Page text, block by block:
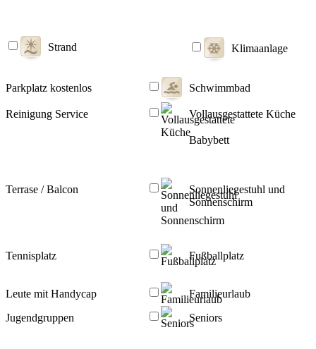
Strand Klimaanlage
Parkplatz kostenlos Schwimmbad
Reinigung Service Vollausgestattete Küche
Babybett
Terrase / Balcon
Sonnenliegestuhl und
Sonnenschirm
Tennisplatz Fußballplatz
Leute mit Handycap
Familieurlaub
Jugendgruppen
Seniors